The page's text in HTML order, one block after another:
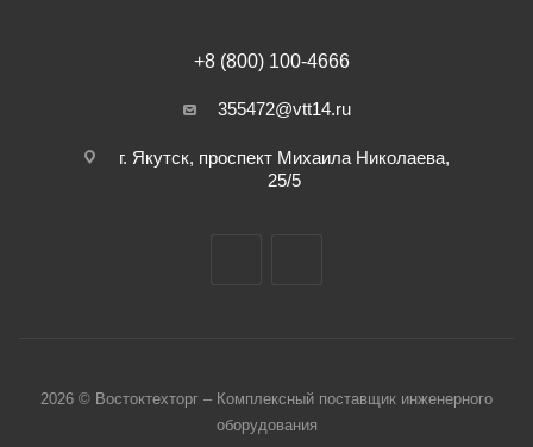
+8 (800) 100-4666
355472@vtt14.ru
г. Якутск, проспект Михаила Николаева,
25/5
2026 © Востоктехторг – Комплексный поставщик инженерного
оборудования